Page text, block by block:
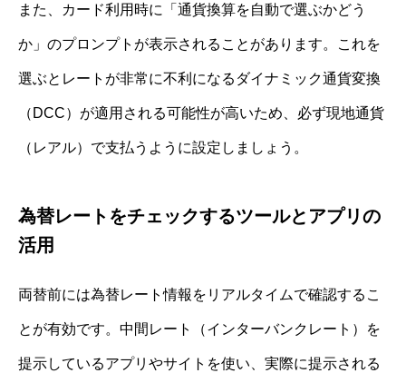
また、カード利用時に「通貨換算を自動で選ぶかどう
か」のプロンプトが表示されることがあります。これを
選ぶとレートが非常に不利になるダイナミック通貨変換
（DCC）が適用される可能性が高いため、必ず現地通貨
（レアル）で支払うように設定しましょう。
為替レートをチェックするツールとアプリの
活用
両替前には為替レート情報をリアルタイムで確認するこ
とが有効です。中間レート（インターバンクレート）を
提示しているアプリやサイトを使い、実際に提示される